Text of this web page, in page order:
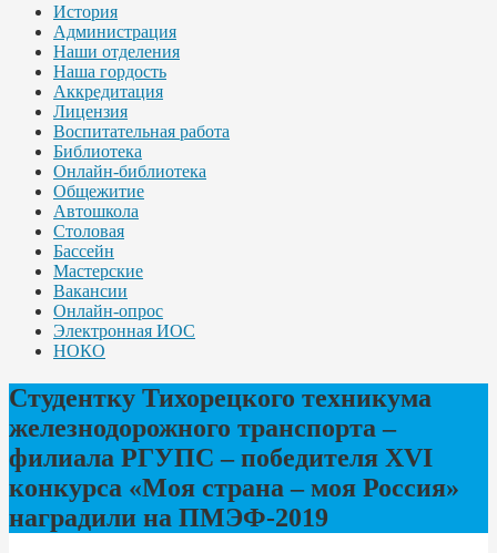
История
Администрация
Наши отделения
Наша гордость
Аккредитация
Лицензия
Воспитательная работа
Библиотека
Онлайн-библиотека
Общежитие
Автошкола
Столовая
Бассейн
Мастерские
Вакансии
Онлайн-опрос
Электронная ИОС
НОКО
Студентку Тихорецкого техникума
железнодорожного транспорта –
филиала РГУПС – победителя XVI
конкурса «Моя страна – моя Россия»
наградили на ПМЭФ-2019